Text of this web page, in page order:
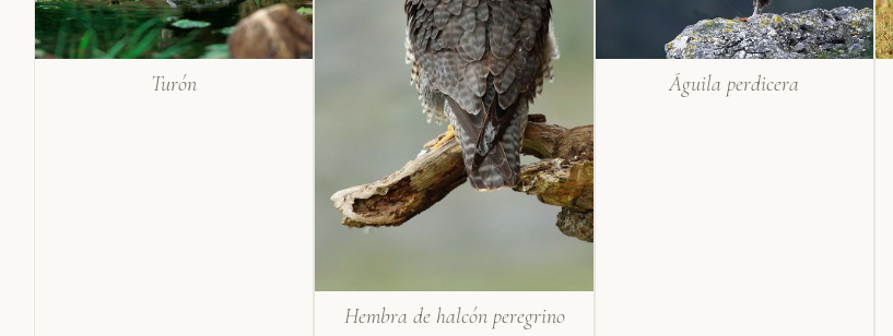
Turón
Hembra de halcón peregrino
Águila perdicera